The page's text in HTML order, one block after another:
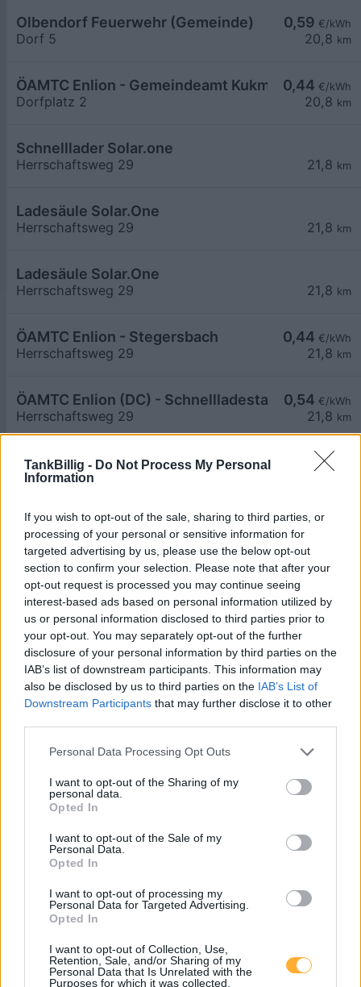
TankBillig - Do Not Process My Personal
Information
If you wish to opt-out of the sale, sharing to third parties, or
processing of your personal or sensitive information for
targeted advertising by us, please use the below opt-out
section to confirm your selection. Please note that after your
opt-out request is processed you may continue seeing
interest-based ads based on personal information utilized by
us or personal information disclosed to third parties prior to
your opt-out. You may separately opt-out of the further
disclosure of your personal information by third parties on the
IAB’s list of downstream participants. This information may
also be disclosed by us to third parties on the IAB’s List of
Downstream Participants that may further disclose it to other
Personal Data Processing Opt Outs
I want to opt-out of the Sharing of my
personal data.
Opted In
I want to opt-out of the Sale of my
Personal Data.
Opted In
I want to opt-out of processing my
Personal Data for Targeted Advertising.
Opted In
I want to opt-out of Collection, Use,
Retention, Sale, and/or Sharing of my
Personal Data that Is Unrelated with the
Purposes for which it was collected.
0,59 €/kWh
20,8 km
Olbendorf Feuerwehr (Gemeinde)
Dorf 5
0,44 €/kWh
20,8 km
ÖAMTC Enlion - Gemeindeamt Kukmirn
Dorfplatz 2
21,8 km
Schnelllader Solar.one
Herrschaftsweg 29
21,8 km
Ladesäule Solar.One
Herrschaftsweg 29
21,8 km
Ladesäule Solar.One
Herrschaftsweg 29
0,44 €/kWh
21,8 km
ÖAMTC Enlion - Stegersbach
Herrschaftsweg 29
0,54 €/kWh
21,8 km
ÖAMTC Enlion (DC) - Schnellladestation
Herrschaftsweg 29
€/kWh
Heiligenkreuz Gemeinde
Untere Hauptstraße 3
0,59
Kukmirn Hotel Puchas
Hotelgasse 1
0,69
22,9
Unterwart Autohaus Fürst
Gewerbepark 13
0,44€/kWh
22,9
ÖAMTC Enlion - Stegersbach Hauptplatz
Hauptplatz -
22,9
Ladesäule Stegersbach
Hauptplatz 1
0,75
23,0
Unterwart-Ipari Park 24
Ipari Park 24
0,49
Unterwart, XXXLutz Gewerbepark
Gewerbepark 14
0,47
Lagerhaus Unterwart
Gewerbepark 5
0,79
Solarel - DATO Heiligenkreuz
Europastraße 1